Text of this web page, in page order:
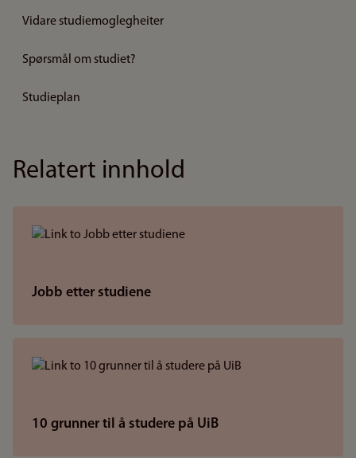
Vidare studiemoglegheiter
Spørsmål om studiet?
Studieplan
Relatert innhold
Jobb etter studiene
10 grunner til å studere på UiB